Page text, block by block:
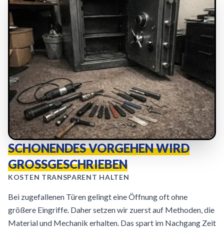
SCHONENDES VORGEHEN WIRD
GROSSGESCHRIEBEN
KOSTEN TRANSPARENT HALTEN
Bei zugefallenen Türen gelingt eine Öffnung oft ohne
größere Eingriffe. Daher setzen wir zuerst auf Methoden, die
Material und Mechanik erhalten. Das spart im Nachgang Zeit